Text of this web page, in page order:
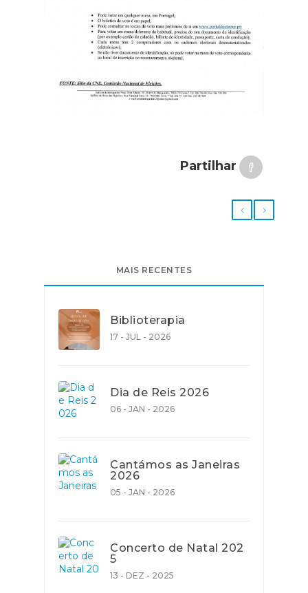
Partilhar
MAIS RECENTES
Biblioterapia
17 - JUL - 2026
Dia de Reis 2026
06 - JAN - 2026
Cantámos as Janeiras
2026
05 - JAN - 2026
Concerto de Natal 202
5
13 - DEZ - 2025